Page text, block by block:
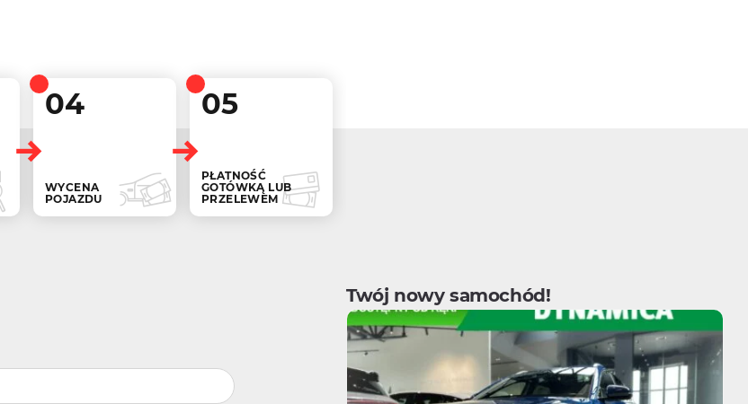
04
WYCENA
POJAZDU
05
PŁATNOŚĆ
GOTÓWKĄ LUB
PRZELEWEM
Twój nowy samochód!